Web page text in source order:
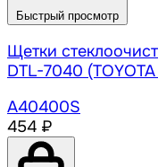
Быстрый просмотр
Щетки
DTL-7040
A40400S
454 ₽